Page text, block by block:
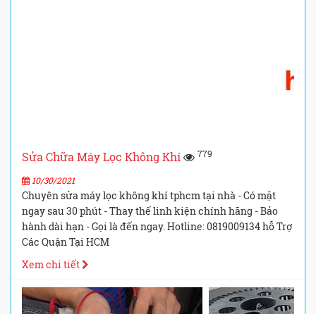
Sửa Chữa Máy Lọc Không Khí 779
10/30/2021
Chuyên sửa máy lọc không khí tphcm tại nhà - Có mặt
ngay sau 30 phút - Thay thế linh kiện chính hãng - Bảo
hành dài hạn - Gọi là đến ngay. Hotline: 0819009134 hỗ Trợ
Các Quận Tại HCM
Xem chi tiết